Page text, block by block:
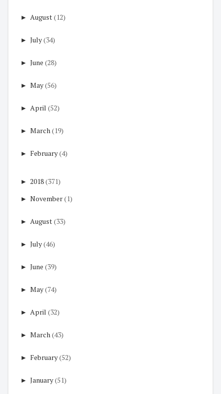
► August(12)
► July(34)
► June (28)
► May(56)
► April (52)
► March(19)
► February(4)
► 2018(371)
► November(1)
► August(33)
► July(46)
► June (39)
► May(74)
► April (32)
► March(43)
► February(52)
► January(51)